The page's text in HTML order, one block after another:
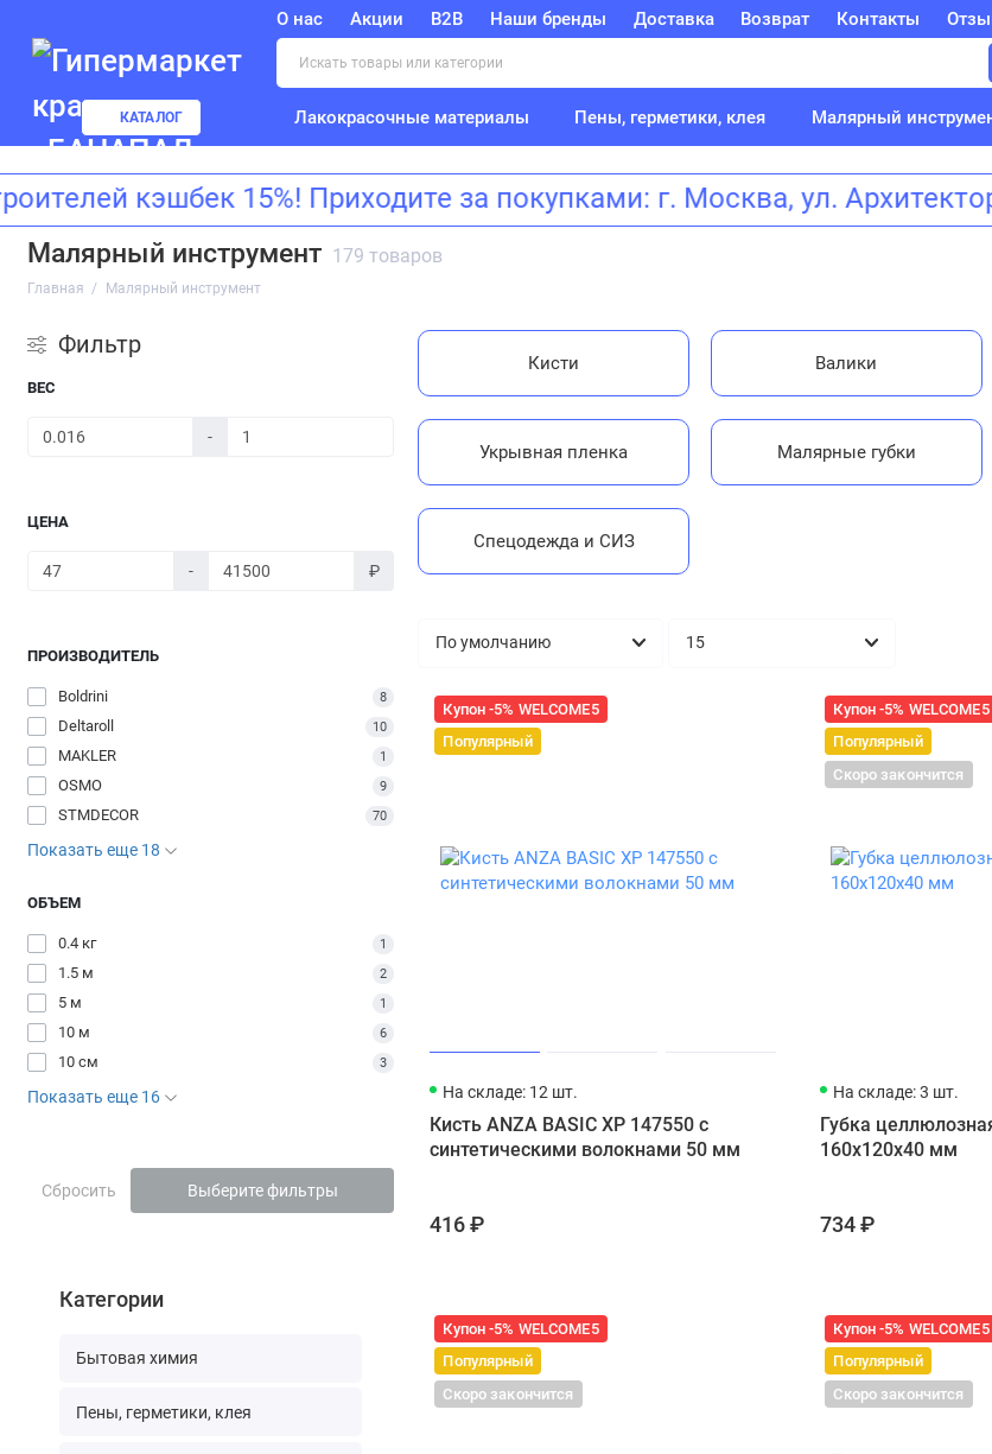
О нас Акции B2B Наши бренды Доставка Возврат Контакты
КАТАЛОГ Лакокрасочные материалы Пены, герметики, клея Малярный
кэшбек 15%! Приходите за покупками: г. Москва, ул.
Малярный инструмент 179 товаров
Главная Малярный инструмент
Фильтр
ВЕС
-
ЦЕНА
- ₽
ПРОИЗВОДИТЕЛЬ
Boldrini 8
Deltaroll 10
MAKLER 1
OSMO 9
STMDECOR 70
Показать еще 18
ОБЪЕМ
0.4 кг 1
1.5 м 2
5 м 1
10 м 6
10 см 3
Показать еще 16
Сбросить Выберите фильтры
Категории
Бытовая химия
Пены, герметики, клея
Кисти Валики
Укрывная пленка Малярные губки
Спецодежда и СИЗ
Купон -5% WELCOME5
Популярный
На складе: 12 шт.
Кисть ANZA BASIC XP 147550 с
синтетическими волокнами 50 мм
416 ₽
Купон -5% WELCOME5
Популярный
Скоро закончится
На складе: 3 шт.
Губка
160x120x40 мм
734 ₽
Купон -5% WELCOME5
Популярный
Скоро закончится
Купон -5% WELCOME5
Популярный
Скоро закончится